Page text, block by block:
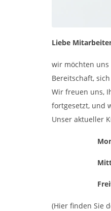
Liebe
wir möchten
Bereitschaft,
Wir freuen uns,
fortgesetzt, und
Unser aktueller
(Hier finden Sie